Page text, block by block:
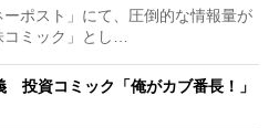
ポスト」にて、圧倒的な情報量が
ミック」とし…
投資コミック「俺がカブ番長！」